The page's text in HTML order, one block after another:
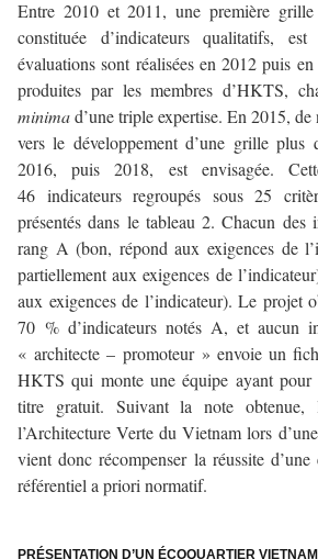
Entre 2010 et 2011, une première grille
constituée d’indicateurs qualitatifs,
évaluations sont réalisées en 2012 puis
produites par les membres d’HKTS,
minimad’une triple expertise. En 2015,
vers le développement d’une grille plus
2016, puis 2018, est envisagée.
46 indicateurs regroupés sous 25
présentés dans le tableau 2. Chacun des
rang A (bon, répond aux exigences de
partiellement aux exigences de
aux exigences de l’indicateur). Le projet
70 % d’indicateurs notés A, et aucun
« architecte – promoteur » envoie un
HKTS qui monte une équipe ayant
titre gratuit. Suivant la note
l’Architecture Verte du Vietnam lors
vient donc récompenser la réussite
référentiel a priori normatif.
PRÉSENTATION D’UN ÉCOQUARTIER